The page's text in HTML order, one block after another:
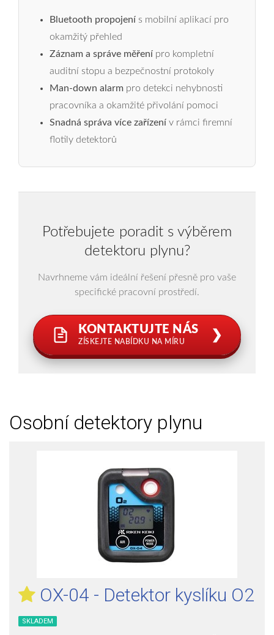
Bluetooth propojení s mobilní aplikací pro
okamžitý přehled
Záznam a správe měření pro kompletní
auditní stopu a bezpečnostní protokoly
Man-down alarm pro detekci nehybnosti
pracovníka a okamžité přivolání pomoci
Snadná správa více zařízení v rámci firemní
flotily detektorů
Potřebujete poradit s výběrem
detektoru plynu?
Navrhneme vám ideální řešení přesně pro vaše
specifické pracovní prostředí.
KONTAKTUJTE NÁS
ZÍSKEJTE NABÍDKU NA MÍRU
❯
Osobní detektory plynu
OX-04 - Detektor kyslíku O2
SKLADEM